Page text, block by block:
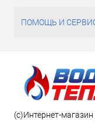
ПОМОЩЬ И
(c)Интернет-